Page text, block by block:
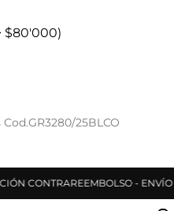
$80'000)
Cod.GR3280/25BLCO
CONTRAREEMBOLSO - ENVÍO